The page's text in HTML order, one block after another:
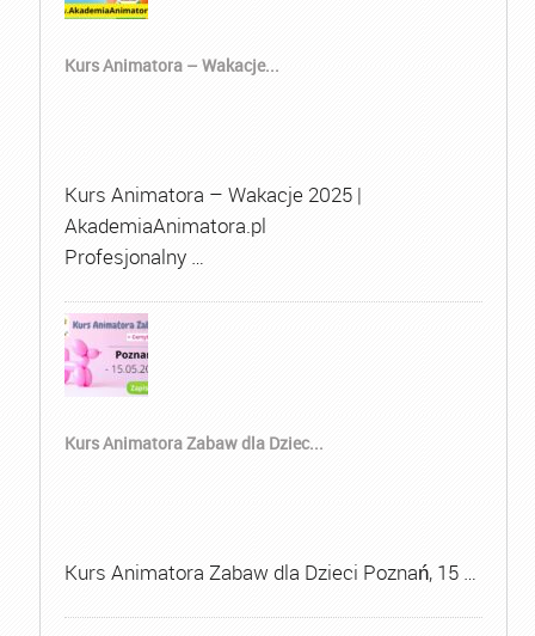
Kurs Animatora – Wakacje...
Kurs Animatora – Wakacje 2025 |
AkademiaAnimatora.pl
Profesjonalny …
Kurs Animatora Zabaw dla Dziec...
Kurs Animatora Zabaw dla Dzieci Poznań, 15 …